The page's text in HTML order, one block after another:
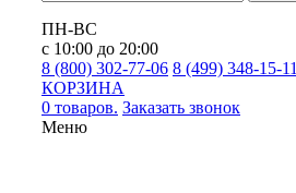
ПН-ВС
с 10:00 до 20:00
8 (800) 302-77-06 8 (499) 348-15-11
КОРЗИНА
0 товаров. Заказать звонок
Меню